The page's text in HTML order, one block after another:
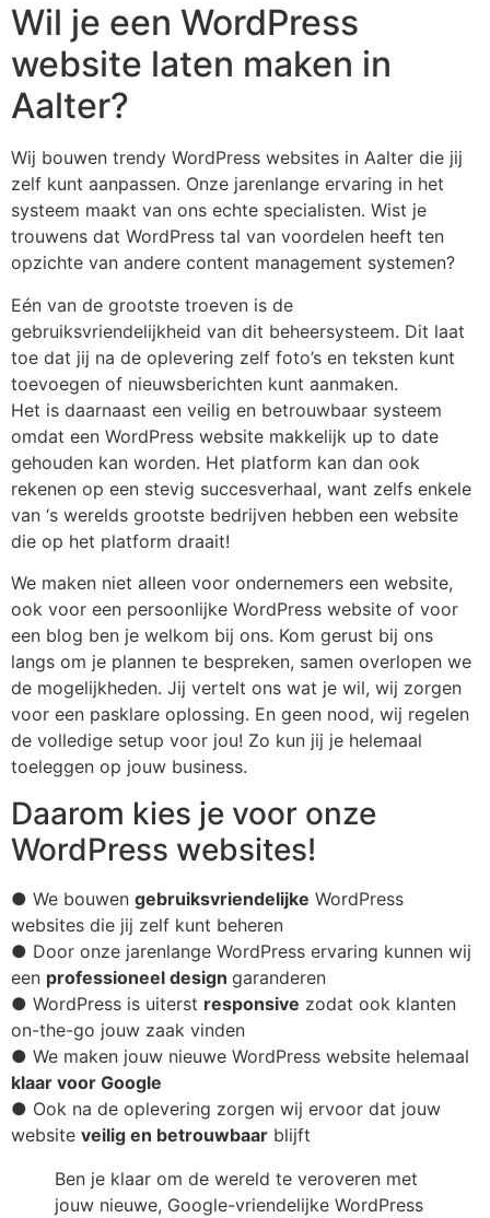
Wil je een WordPress
website laten maken in
Aalter?
Wij bouwen trendy WordPress websites in Aalter die jij
zelf kunt aanpassen. Onze jarenlange ervaring in het
systeem maakt van ons echte specialisten. Wist je
trouwens dat WordPress tal van voordelen heeft ten
opzichte van andere content management systemen?
Eén van de grootste troeven is de
gebruiksvriendelijkheid van dit beheersysteem. Dit laat
toe dat jij na de oplevering zelf foto’s en teksten kunt
toevoegen of nieuwsberichten kunt aanmaken.
Het is daarnaast een veilig en betrouwbaar systeem
omdat een WordPress website makkelijk up to date
gehouden kan worden. Het platform kan dan ook
rekenen op een stevig succesverhaal, want zelfs enkele
van ‘s werelds grootste bedrijven hebben een website
die op het platform draait!
We maken niet alleen voor ondernemers een website,
ook voor een persoonlijke WordPress website of voor
een blog ben je welkom bij ons. Kom gerust bij ons
langs om je plannen te bespreken, samen overlopen we
de mogelijkheden. Jij vertelt ons wat je wil, wij zorgen
voor een pasklare oplossing. En geen nood, wij regelen
de volledige setup voor jou! Zo kun jij je helemaal
toeleggen op jouw business.
Daarom kies je voor onze
WordPress websites!
● We bouwen gebruiksvriendelijke WordPress
websites die jij zelf kunt beheren
● Door onze jarenlange WordPress ervaring kunnen wij
een professioneel design garanderen
● WordPress is uiterst responsive zodat ook klanten
on-the-go jouw zaak vinden
● We maken jouw nieuwe WordPress website helemaal
klaar voor Google
● Ook na de oplevering zorgen wij ervoor dat jouw
website veilig en betrouwbaar blijft
Ben je klaar om de wereld te veroveren met
jouw nieuwe, Google-vriendelijke WordPress